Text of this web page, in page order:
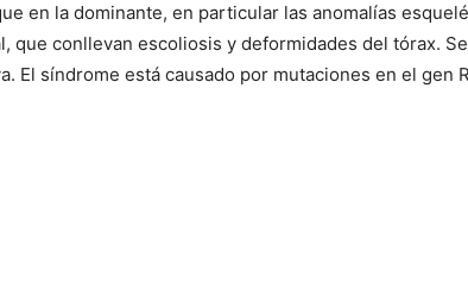
en la dominante, en particular las anomalías
que conllevan escoliosis y deformidades del tórax.
El síndrome está causado por mutaciones en el gen